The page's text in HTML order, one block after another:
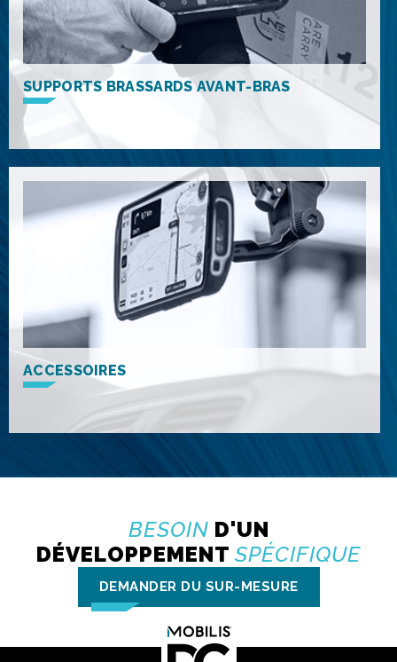
SUPPORTS BRASSARDS AVANT-BRAS
ACCESSOIRES
BESOIN D'UN
DÉVELOPPEMENT SPÉCIFIQUE
DEMANDER DU SUR-MESURE